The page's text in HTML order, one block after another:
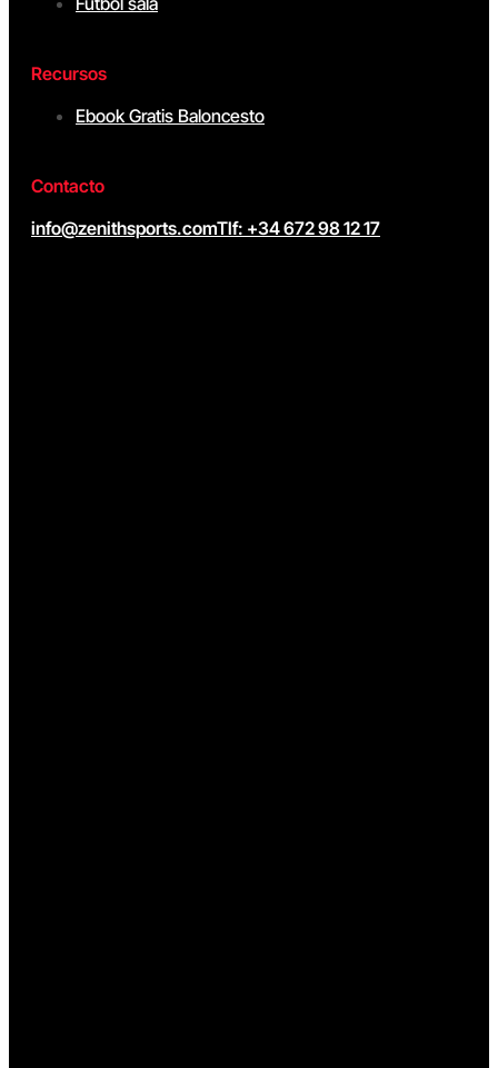
Recursos
Ebook Gratis Baloncesto
Contacto
info@zenithsports.comTlf: +34 672 98 12 17